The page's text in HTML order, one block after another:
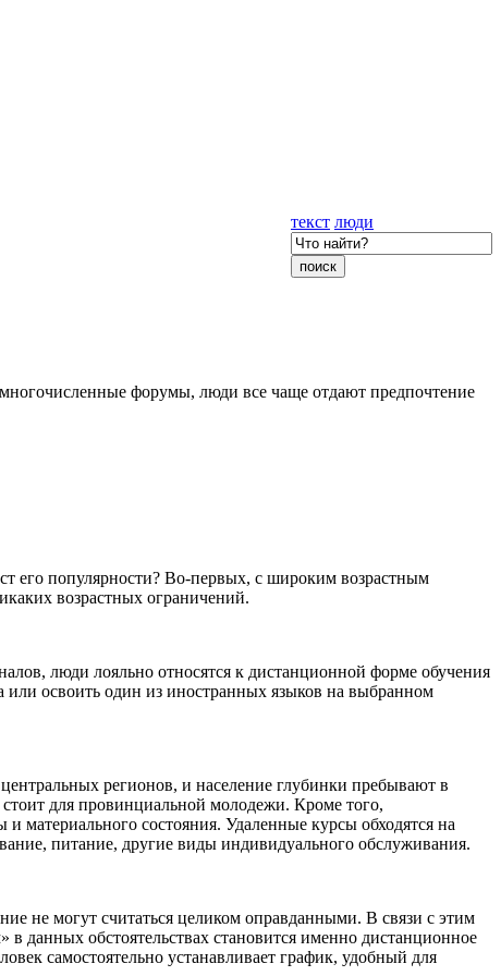
текст люди
форумы, люди все чаще отдают предпочтение
его популярности? Во-первых, с широким возрастным
возрастных ограничений.
люди лояльно относятся к дистанционной форме обучения
или освоить один из иностранных языков на выбранном
регионов, и население глубинки пребывают в
для провинциальной молодежи. Кроме того,
материального состояния. Удаленные курсы обходятся на
питание, другие виды индивидуального обслуживания.
не могут считаться целиком оправданными. В связи с этим
данных обстоятельствах становится именно дистанционное
самостоятельно устанавливает график, удобный для